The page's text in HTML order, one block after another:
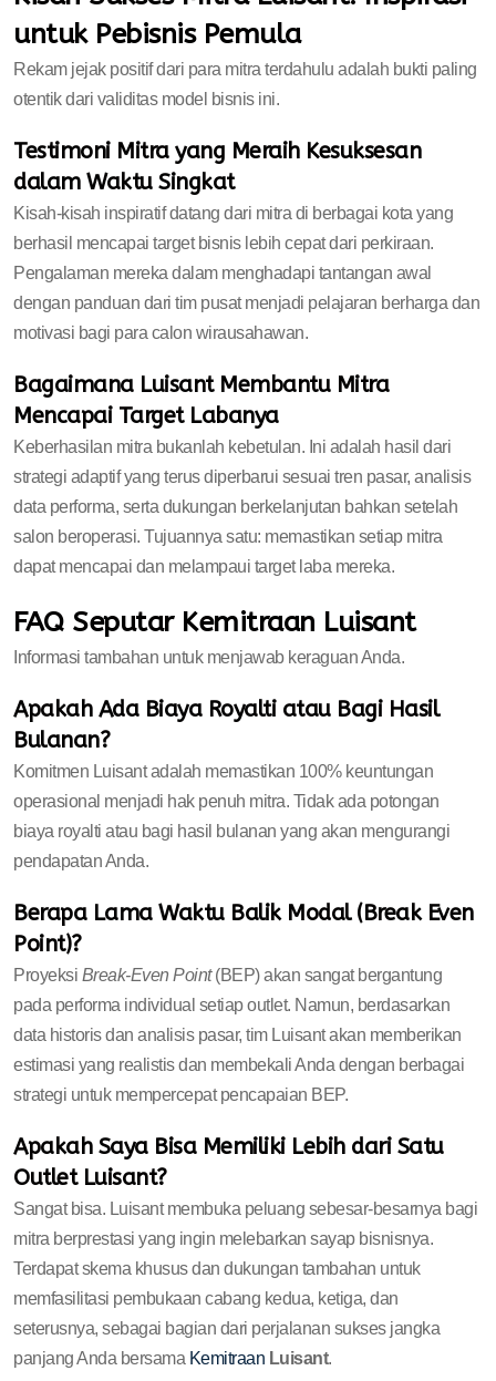
untuk Pebisnis Pemula
Rekam jejak positif dari para mitra terdahulu adalah bukti paling
otentik dari validitas model bisnis ini.
Testimoni Mitra yang Meraih Kesuksesan
dalam Waktu Singkat
Kisah-kisah inspiratif datang dari mitra di berbagai kota yang
berhasil mencapai target bisnis lebih cepat dari perkiraan.
Pengalaman mereka dalam menghadapi tantangan awal
dengan panduan dari tim pusat menjadi pelajaran berharga dan
motivasi bagi para calon wirausahawan.
Bagaimana Luisant Membantu Mitra
Mencapai Target Labanya
Keberhasilan mitra bukanlah kebetulan. Ini adalah hasil dari
strategi adaptif yang terus diperbarui sesuai tren pasar, analisis
data performa, serta dukungan berkelanjutan bahkan setelah
salon beroperasi. Tujuannya satu: memastikan setiap mitra
dapat mencapai dan melampaui target laba mereka.
FAQ Seputar Kemitraan Luisant
Informasi tambahan untuk menjawab keraguan Anda.
Apakah Ada Biaya Royalti atau Bagi Hasil
Bulanan?
Komitmen Luisant adalah memastikan 100% keuntungan
operasional menjadi hak penuh mitra. Tidak ada potongan
biaya royalti atau bagi hasil bulanan yang akan mengurangi
pendapatan Anda.
Berapa Lama Waktu Balik Modal (Break Even
Point)?
Proyeksi Break-Even Point(BEP) akan sangat bergantung
pada performa individual setiap outlet. Namun, berdasarkan
data historis dan analisis pasar, tim Luisant akan memberikan
estimasi yang realistis dan membekali Anda dengan berbagai
strategi untuk mempercepat pencapaian BEP.
Apakah Saya Bisa Memiliki Lebih dari Satu
Outlet Luisant?
Sangat bisa. Luisant membuka peluang sebesar-besarnya bagi
mitra berprestasi yang ingin melebarkan sayap bisnisnya.
Terdapat skema khusus dan dukungan tambahan untuk
memfasilitasi pembukaan cabang kedua, ketiga, dan
seterusnya, sebagai bagian dari perjalanan sukses jangka
panjang Anda bersama Kemitraan Luisant.